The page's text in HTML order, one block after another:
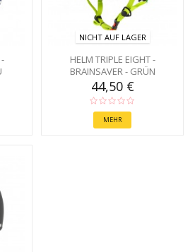
NICHT AUF LAGER
HELM TRIPLE EIGHT -
BRAINSAVER - GRÜN
44,50 €
MEHR